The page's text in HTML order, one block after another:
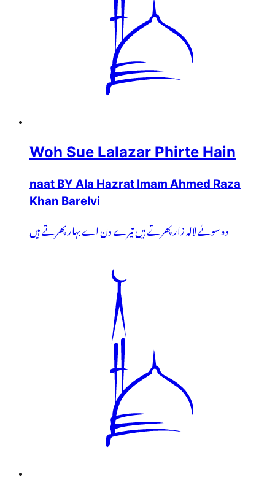
Woh Sue Lalazar Phirte Hain
naat BY Ala Hazrat Imam Ahmed Raza
Khan Barelvi
وہ سوئے لالہ زار پھرتے ہیں تیرے دن اے بہار پھرتے ہیں